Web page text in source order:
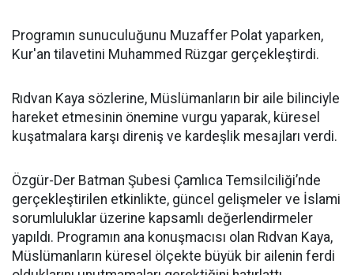
Programın sunuculuğunu Muzaffer Polat yaparken,
Kur'an tilavetini Muhammed Rüzgar gerçekleştirdi.
Rıdvan Kaya sözlerine, Müslümanların bir aile bilinciyle
hareket etmesinin önemine vurgu yaparak, küresel
kuşatmalara karşı direniş ve kardeşlik mesajları verdi.
Özgür-Der Batman Şubesi Çamlıca Temsilciliği’nde
gerçekleştirilen etkinlikte, güncel gelişmeler ve İslami
sorumluluklar üzerine kapsamlı değerlendirmeler
yapıldı. Programın ana konuşmacısı olan Rıdvan Kaya,
Müslümanların küresel ölçekte büyük bir ailenin ferdi